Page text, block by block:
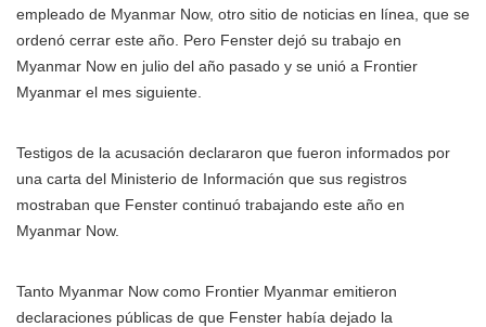
empleado de Myanmar Now, otro sitio de noticias en línea, que se
ordenó cerrar este año. Pero Fenster dejó su trabajo en
Myanmar Now en julio del año pasado y se unió a Frontier
Myanmar el mes siguiente.
Testigos de la acusación declararon que fueron informados por
una carta del Ministerio de Información que sus registros
mostraban que Fenster continuó trabajando este año en
Myanmar Now.
Tanto Myanmar Now como Frontier Myanmar emitieron
declaraciones públicas de que Fenster había dejado la